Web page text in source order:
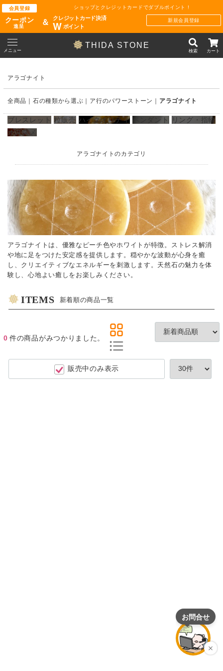
会員登録
クーポン
進呈
ショップとクレジットカードでダブルポイント !
＆
クレジットカード決済
Wポイント
新規会員登録
THIDA STONE
メニュー 検索 カート
アラゴナイト
全商品 石の種類から選ぶ ア行のパワーストーン アラゴナイト
ブレスレット 粒販売 ハイクオリティ ペンダント
リング・指輪
オススメ
アラゴナイトのカテゴリ
アラゴナイトは、優雅なピーチ色やホワイトが特徴。ストレス解消
や地に足をつけた安定感を提供します。穏やかな波動が心身を癒
し、クリエイティブなエネルギーを刺激します。天然石の魅力を体
験し、心地よい癒しをお楽しみください。
ITEMS 新着順の商品一覧
0 件の商品がみつかりました。
販売中のみ表示